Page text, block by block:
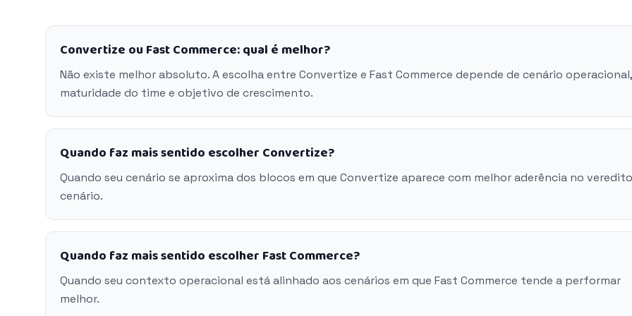
Convertize ou Fast Commerce: qual é melhor?
Não existe melhor absoluto. A escolha entre Convertize e Fast Commerce depende de cenário operacional,
maturidade do time e objetivo de crescimento.
Quando faz mais sentido escolher Convertize?
Quando seu cenário se aproxima dos blocos em que Convertize aparece com melhor aderência no
cenário.
Quando faz mais sentido escolher Fast Commerce?
Quando seu contexto operacional está alinhado aos cenários em que Fast Commerce tende a performar
melhor.